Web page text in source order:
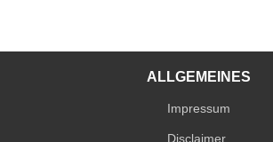
ALLGEMEINES
Impressum
Disclaimer